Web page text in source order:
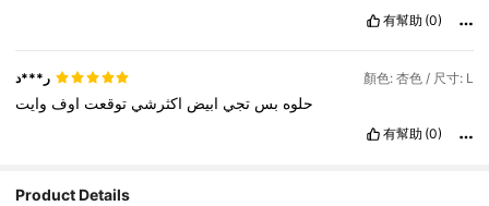
有幫助 (0)
ر***د 顏色: 杏色 / 尺寸: L
حلوه بس تجي ابيض اكثرشي توقعت اوف وايت
有幫助 (0)
Product Details